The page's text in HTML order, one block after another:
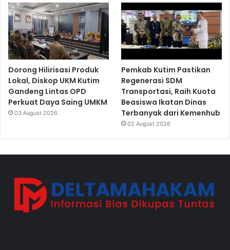
Dorong Hilirisasi Produk
Lokal, Diskop UKM Kutim
Gandeng Lintas OPD
Perkuat Daya Saing UMKM
03 August 2026
Pemkab Kutim Pastikan
Regenerasi SDM
Transportasi, Raih Kuota
Beasiswa Ikatan Dinas
Terbanyak dari Kemenhub
02 August 2026